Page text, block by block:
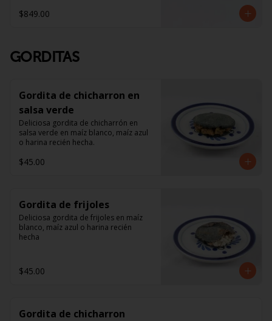
$849.00
GORDITAS
Gordita de chicharron en
salsa verde
Deliciosa gordita de chicharrón en
salsa verde en maíz blanco, maíz azul
o harina recién hecha.
$45.00
Gordita de frijoles
Deliciosa gordita de frijoles en maíz
blanco, maíz azul o harina recién
hecha
$45.00
Gordita de chicharron